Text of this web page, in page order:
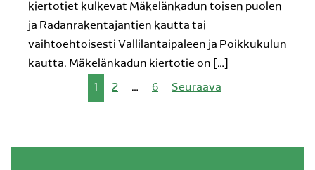
kiertotiet kulkevat Mäkelänkadun toisen puolen
ja Radanrakentajantien kautta tai
vaihtoehtoisesti Vallilantaipaleen ja Poikkukulun
kautta. Mäkelänkadun kiertotie on […]
Artikkelien
sivutus
1 2 … 6 Seuraava